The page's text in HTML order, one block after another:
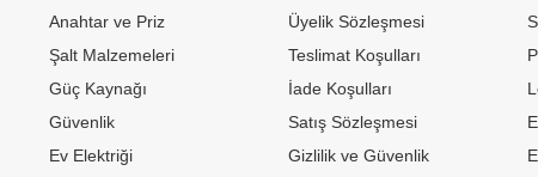
Anahtar ve Priz
Şalt Malzemeleri
Güç Kaynağı
Güvenlik
Ev Elektriği
Üyelik Sözleşmesi
Teslimat Koşulları
İade Koşulları
Satış Sözleşmesi
Gizlilik ve Güvenlik